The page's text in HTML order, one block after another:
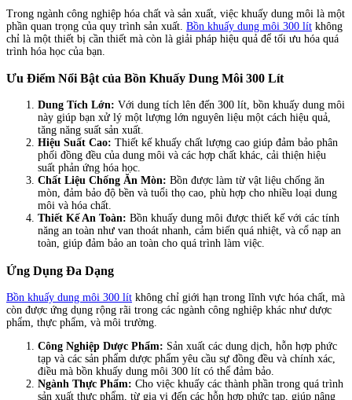
Trong ngành công nghiệp hóa chất và sản xuất, việc khuấy dung môi là một
phần quan trọng của quy trình sản xuất. Bồn khuấy dung môi 300 lít không
chỉ là một thiết bị cần thiết mà còn là giải pháp hiệu quả để tối ưu hóa quá
trình hóa học của bạn.
Ưu Điểm Nổi Bật của Bồn Khuấy Dung Môi 300 Lít
Dung Tích Lớn: Với dung tích lên đến 300 lít, bồn khuấy dung môi
này giúp bạn xử lý một lượng lớn nguyên liệu một cách hiệu quả,
tăng năng suất sản xuất.
Hiệu Suất Cao: Thiết kế khuấy chất lượng cao giúp đảm bảo phân
phối đồng đều của dung môi và các hợp chất khác, cải thiện hiệu
suất phản ứng hóa học.
Chất Liệu Chống Ăn Mòn: Bồn được làm từ vật liệu chống ăn
mòn, đảm bảo độ bền và tuổi thọ cao, phù hợp cho nhiều loại dung
môi và hóa chất.
Thiết Kế An Toàn: Bồn khuấy dung môi được thiết kế với các tính
năng an toàn như van thoát nhanh, cảm biến quá nhiệt, và cổ nạp an
toàn, giúp đảm bảo an toàn cho quá trình làm việc.
Ứng Dụng Đa Dạng
Bồn khuấy dung môi 300 lít không chỉ giới hạn trong lĩnh vực hóa chất, mà
còn được ứng dụng rộng rãi trong các ngành công nghiệp khác như dược
phẩm, thực phẩm, và môi trường.
Công Nghiệp Dược Phẩm: Sản xuất các dung dịch, hỗn hợp phức
tạp và các sản phẩm dược phẩm yêu cầu sự đồng đều và chính xác,
điều mà bồn khuấy dung môi 300 lít có thể đảm bảo.
Ngành Thực Phẩm: Cho việc khuấy các thành phần trong quá trình
sản xuất thực phẩm, từ gia vị đến các hỗn hợp phức tạp, giúp nâng